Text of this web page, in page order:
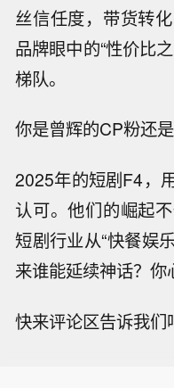
丝信任度，带货转
品牌眼中的“性价比
梯队。
你是曾辉的CP粉还是
2025年的短剧F4，
认可。他们的崛起
短剧行业从“快餐娱
来谁能延续神话？你
快来评论区告诉我们